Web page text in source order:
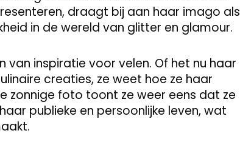
draagt bij aan haar imago als
in de wereld van glitter en glamour.
van inspiratie voor velen. Of het nu haar
creaties, ze weet hoe ze haar
zonnige foto toont ze weer eens dat ze
publieke en persoonlijke leven, wat